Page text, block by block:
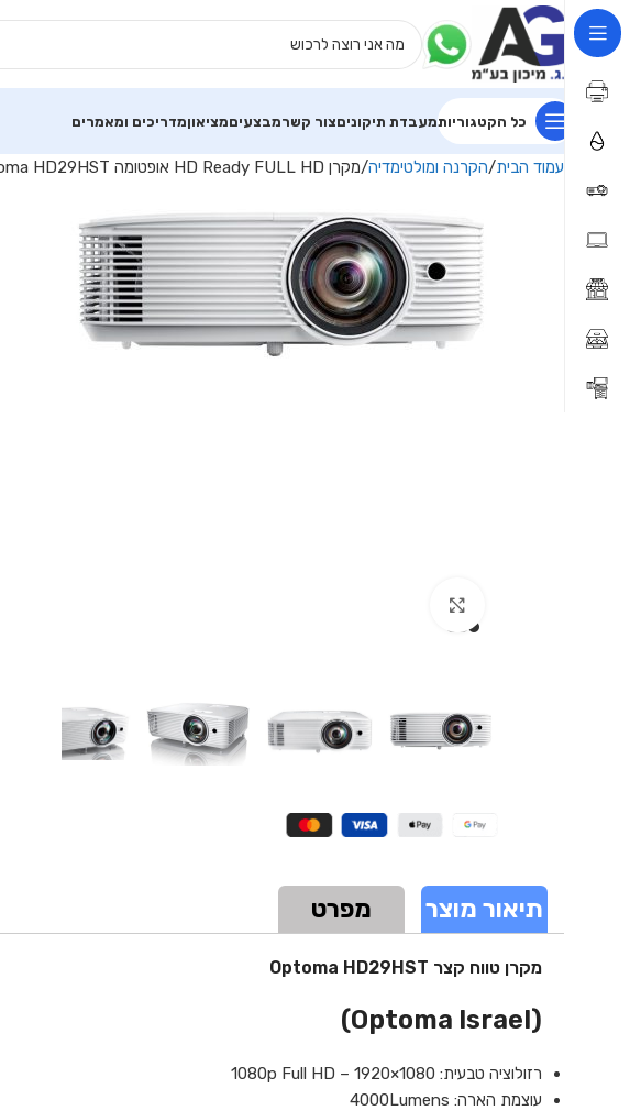
כל הקטגוריותמעבדת תיקוניםצור קשרמבצעיםמציאוןמדריכים ומאמרים
עמוד הבית הקרנה ומולטימדיה מקרן HD Ready FULL HD אופטומה Optoma HD29HST
תיאור מוצר מפרט
מקרן טווח קצר Optoma HD29HST
(Optoma Israel)
רזולוציה טבעית: 1080p Full HD – 1920×1080
עוצמת הארה: 4000Lumens